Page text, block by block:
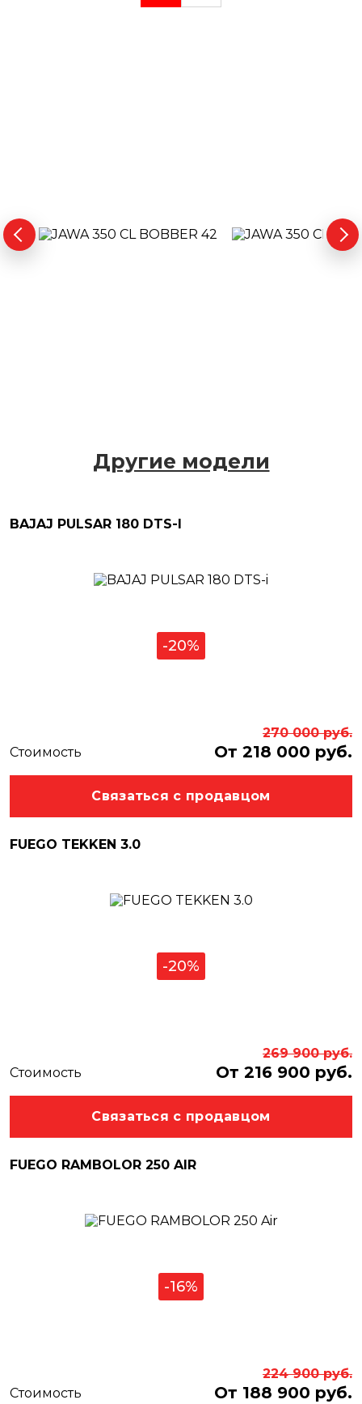
Другие модели
BAJAJ PULSAR 180 DTS-I
-20%
270 000 руб.
Стоимость
От 218 000 руб.
Связаться с продавцом
FUEGO TEKKEN 3.0
-20%
269 900 руб.
Стоимость
От 216 900 руб.
Связаться с продавцом
FUEGO RAMBOLOR 250 AIR
-16%
224 900 руб.
Стоимость
От 188 900 руб.